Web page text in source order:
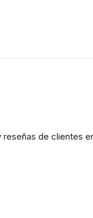
reseñas de clientes